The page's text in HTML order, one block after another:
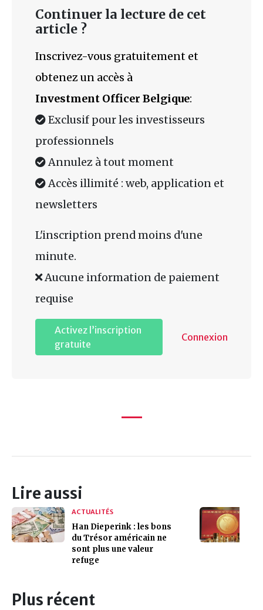
Continuer la lecture de cet
article ?
Inscrivez-vous gratuitement et
obtenez un accès à
Investment Officer Belgique:
Exclusif pour les investisseurs
professionnels
Annulez à tout moment
Accès illimité : web, application et
newsletters
L'inscription prend moins d'une
minute.
Aucune information de paiement
requise
Activez l’inscription
gratuite
Connexion
Lire aussi
ACTUALITÉS
Han Dieperink : les bons
du Trésor américain ne
sont plus une valeur
refuge
Plus récent